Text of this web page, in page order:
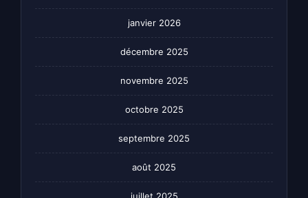
janvier 2026
décembre 2025
novembre 2025
octobre 2025
septembre 2025
août 2025
juillet 2025